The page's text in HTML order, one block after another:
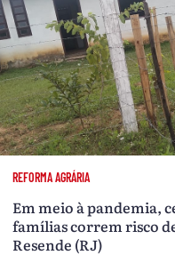
REFORMA AGRÁRIA
Em meio à pandemia,
famílias correm risco
Resende (RJ)